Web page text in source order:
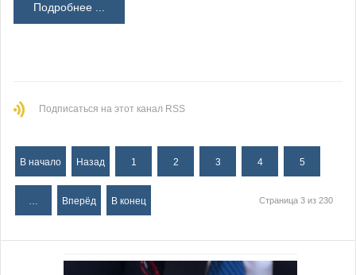
Подробнее ...
Подписаться на этот канал RSS
В начало Назад 1 2 3 4 5
… Вперёд В конец Страница 3 из 230